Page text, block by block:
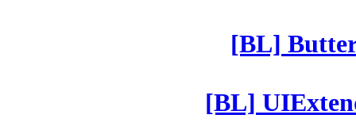
[BL]
[BL]